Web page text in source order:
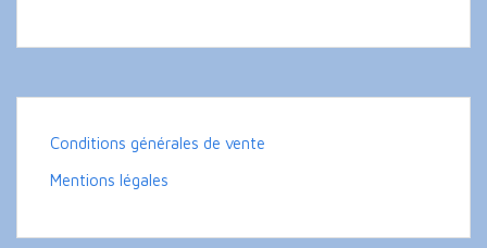
Conditions générales de vente
Mentions légales